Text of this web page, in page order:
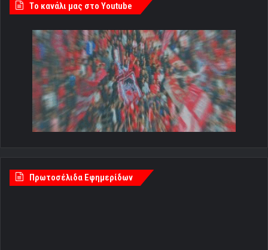
Tο κανάλι μας στο Youtube
Πρωτοσέλιδα Εφημερίδων